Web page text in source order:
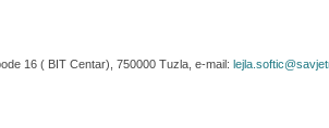
16 ( BIT Centar), 750000 Tuzla, e-mail: